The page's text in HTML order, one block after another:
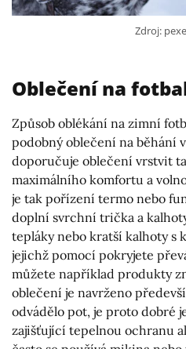
Zdroj:
Oblečení na
Způsob oblékání na zimní
podobný oblečení na běhání
doporučuje oblečení vrstvit
maximálního komfortu a
je tak pořízení termo nebo
doplní svrchní trička a
tepláky nebo kratší kalhoty s
jejichž pomocí pokryjete
můžete například produkty
oblečení je navrženo
odvádělo pot, je proto dobré
zajišťující tepelnou ochranu